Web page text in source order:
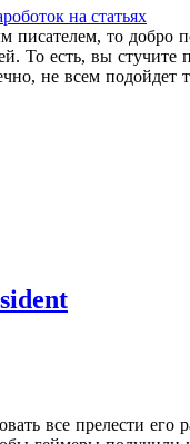
на статьях
писателем, то
То есть, вы
не всем подойдет
все прелести